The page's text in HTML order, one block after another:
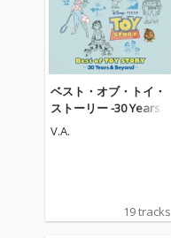
ベスト・オブ・トイ・
ストーリー -30 Years &
Beyond-
V.A.
19 tracks